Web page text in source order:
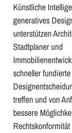
Künstliche
generatives
unterstützen
Stadtplaner und
schneller fundierte
treffen und von
bessere